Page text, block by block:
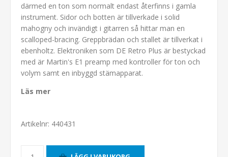
därmed en ton som normalt endast återfinns i gamla
instrument. Sidor och botten är tillverkade i solid
mahogny och invändigt i gitarren så hittar man en
scalloped-bracing. Greppbrädan och stallet är tillverkat i
ebenholtz. Elektroniken som DE Retro Plus är bestyckad
med är Martin's E1 preamp med kontroller för ton och
volym samt en inbyggd stämapparat.
Läs mer
Artikelnr: 440431